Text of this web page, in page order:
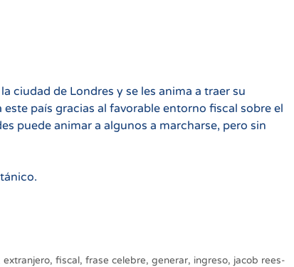
ciudad de Londres y se les anima a traer su
país gracias al favorable entorno fiscal sobre el
puede animar a algunos a marcharse, pero sin
extranjero,fiscal,frase celebre,generar, ingreso, jacob rees-